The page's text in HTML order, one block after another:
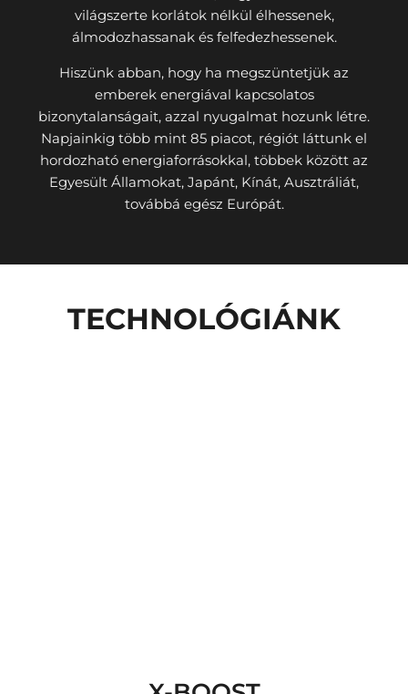
világszerte korlátok nélkül élhessenek,
álmodozhassanak és felfedezhessenek.
Hiszünk abban, hogy ha megszüntetjük az
emberek energiával kapcsolatos
bizonytalanságait, azzal nyugalmat hozunk létre.
Napjainkig több mint 85 piacot, régiót láttunk el
hordozható energiaforrásokkal, többek között az
Egyesült Államokat, Japánt, Kínát, Ausztráliát,
továbbá egész Európát.
TECHNOLÓGIÁNK